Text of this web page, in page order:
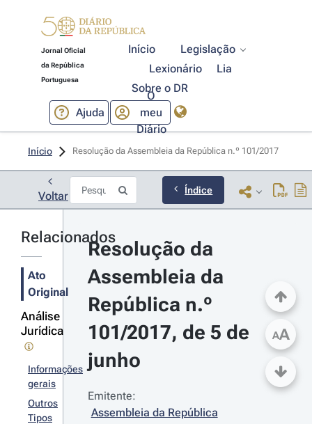
Jornal Oficial
da República
Portuguesa
Início
Legislação
Lexionário
Lia
Sobre o DR
Ajuda
O
meu
Diário
Início Resolução da Assembleia da República n.º 101/2017
Voltar Índice
Relacionados
Ato
Original
Análise
Jurídica
Informações
gerais
Outros
Tipos
Resolução da
Assembleia da
República n.º
101/2017, de 5 de
junho
Emitente:
Assembleia da República
AA